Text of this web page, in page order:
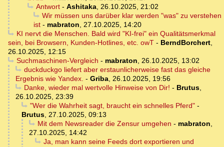
Antwort- Ashitaka, 26.10.2025, 21:02
Wir müssen uns darüber klar werden "was" zu verstehen
ist - mabraton
27.10.2025, 14:20
KI nervt die Menschen. Bald wird "KI-frei" ein Qualitätsmerkmal
sein, bei Browsern, Kunden-Hotlines, etc. owT - BerndBorchert
26.10.2025, 12:15
Suchmaschinen-Vergleich - mabraton
26.10.2025, 13:02
duckduckgo liefert aber erstaunlicherweise fast das gleiche
Ergebnis wie Yandex. - Griba 26.10.2025, 19:56
Danke, wieder mal wertvolle Hinweise von Dir! - Brutus,
26.10.2025, 23:39
"Wer die Wahrheit sagt, braucht ein schnelles Pferd"-
Brutus 27.10.2025, 09:13
Mit dem Newsreader die Zensur umgehen - mabraton
27.10.2025, 14:42
Ja, man kann seine Feeds dort exportieren und